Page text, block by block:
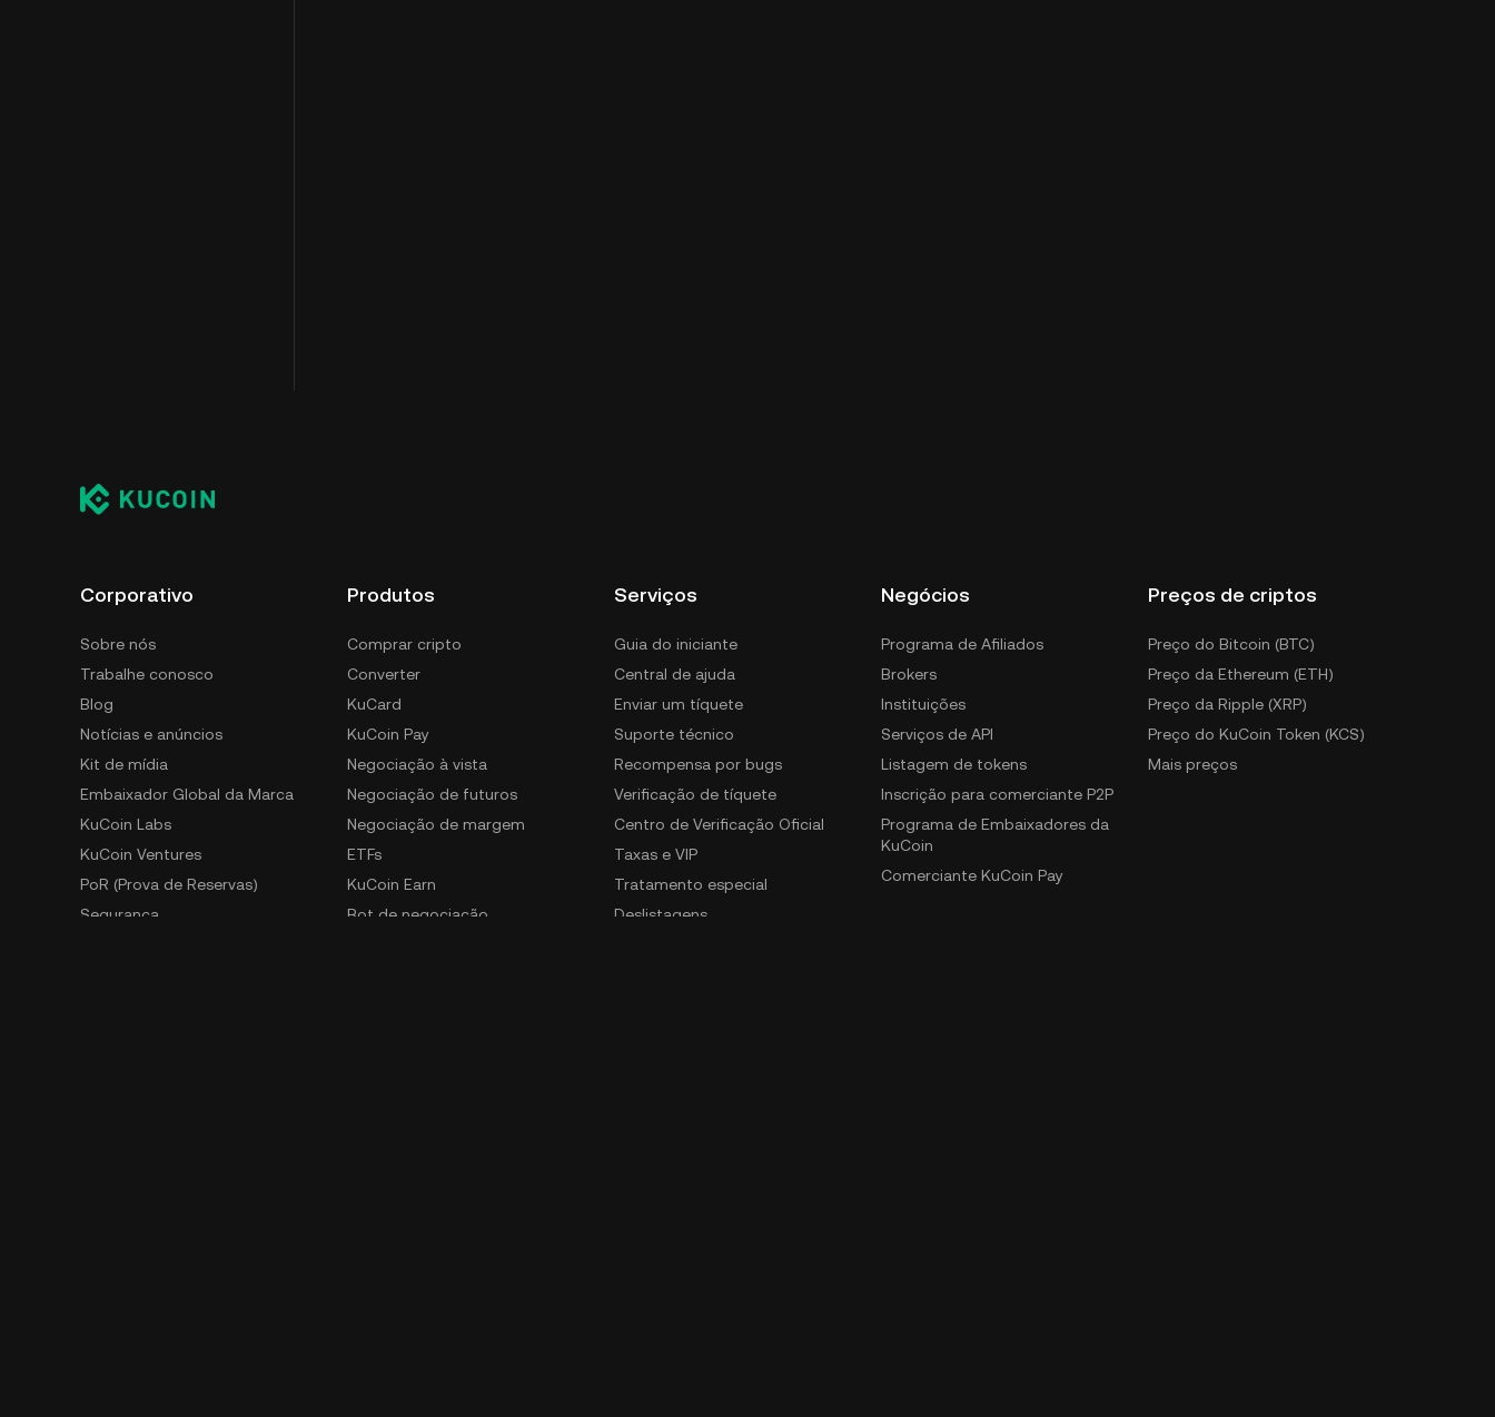
Corporativo
Sobre nós
Trabalhe conosco
Blog
Notícias e anúncios
Kit de mídia
Embaixador Global da Marca
KuCoin Labs
KuCoin Ventures
PoR (Prova de Reservas)
Segurança
Produtos
Comprar cripto
Converter
KuCard
KuCoin Pay
Negociação à vista
Negociação de futuros
Negociação de margem
ETFs
KuCoin Earn
Bot de negociação
Serviços
Guia do iniciante
Central de ajuda
Enviar um tíquete
Suporte técnico
Recompensa por bugs
Verificação de tíquete
Centro de Verificação Oficial
Taxas e VIP
Tratamento especial
Deslistagens
Negócios
Programa de Afiliados
Brokers
Instituições
Serviços de API
Listagem de tokens
Inscrição para comerciante P2P
Programa de Embaixadores da
KuCoin
Comerciante KuCoin Pay
Preços de criptos
Preço do Bitcoin (BTC)
Preço da Ethereum (ETH)
Preço da Ripple (XRP)
Preço do KuCoin Token (KCS)
Mais preços